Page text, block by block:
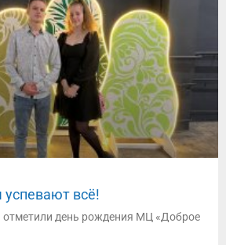
всё!
день рождения МЦ «Доброе